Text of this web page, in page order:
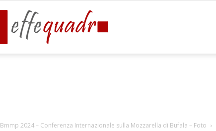
Bmmp 2024 – Conferenza Internazionale sulla Mozzarella di Bufala – Foto